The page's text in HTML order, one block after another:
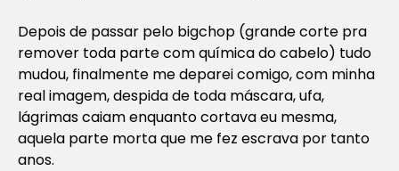
Depois de passar pelo bigchop (grande corte pra
remover toda parte com química do cabelo) tudo
mudou, finalmente me deparei comigo, com minha
real imagem, despida de toda máscara, ufa,
lágrimas caiam enquanto cortava eu mesma,
aquela parte morta que me fez escrava por tanto
anos.